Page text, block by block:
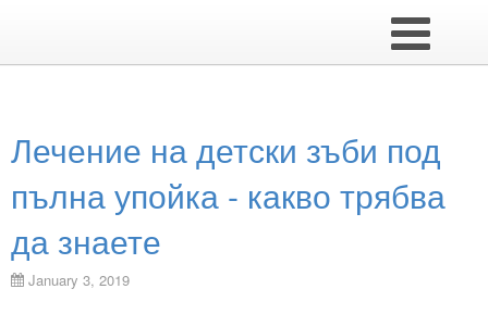
Лечение на детски зъби под
пълна упойка - какво трябва
да знаете
January 3, 2019